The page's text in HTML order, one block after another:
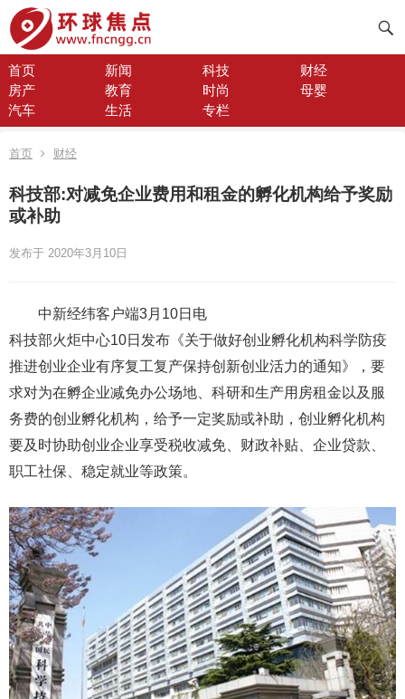
首页 新闻 科技
财经
房产
教育 时尚
母婴
汽车
生活 专栏
首页 财经
科技部:对减免企业费用和租金的孵化机构给予奖励
或补助
发布于 2020年3月10日
中新经纬客户端3月10日电
科技部火炬中心10日发布《关于做好创业孵化机构科学防疫
推进创业企业有序复工复产保持创新创业活力的通知》，要
求对为在孵企业减免办公场地、科研和生产用房租金以及服
务费的创业孵化机构，给予一定奖励或补助，创业孵化机构
要及时协助创业企业享受税收减免、财政补贴、企业贷款、
职工社保、稳定就业等政策。